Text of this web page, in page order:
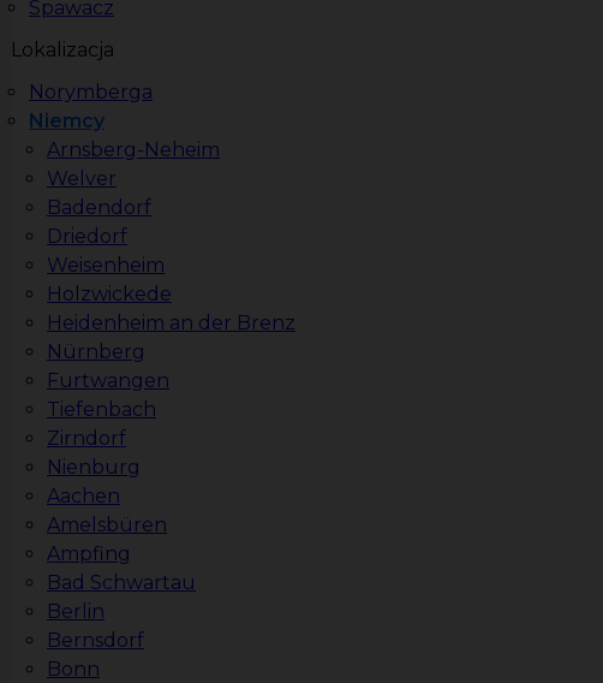
Spawacz
Lokalizacja
Norymberga
Niemcy
Arnsberg-Neheim
Welver
Badendorf
Driedorf
Weisenheim
Holzwickede
Heidenheim an der Brenz
Nürnberg
Furtwangen
Tiefenbach
Zirndorf
Nienburg
Aachen
Amelsbüren
Ampfing
Bad Schwartau
Berlin
Bernsdorf
Bonn